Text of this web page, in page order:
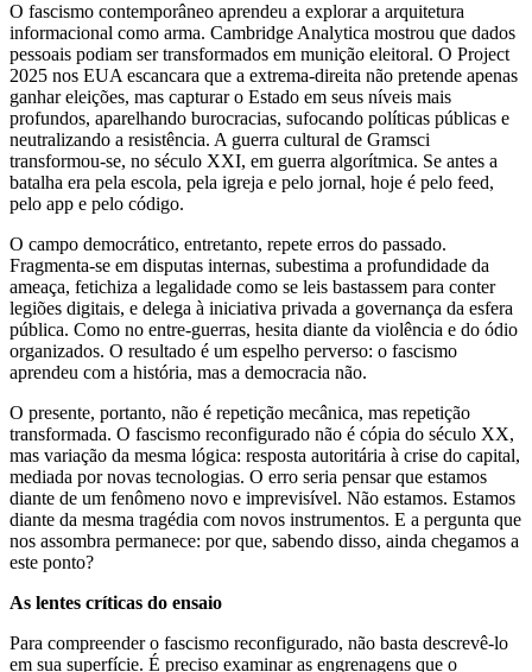
O fascismo contemporâneo aprendeu a explorar a arquitetura
informacional como arma. Cambridge Analytica mostrou que dados
pessoais podiam ser transformados em munição eleitoral. O Project
2025 nos EUA escancara que a extrema-direita não pretende apenas
ganhar eleições, mas capturar o Estado em seus níveis mais
profundos, aparelhando burocracias, sufocando políticas públicas e
neutralizando a resistência. A guerra cultural de Gramsci
transformou-se, no século XXI, em guerra algorítmica. Se antes a
batalha era pela escola, pela igreja e pelo jornal, hoje é pelo feed,
pelo app e pelo código.
O campo democrático, entretanto, repete erros do passado.
Fragmenta-se em disputas internas, subestima a profundidade da
ameaça, fetichiza a legalidade como se leis bastassem para conter
legiões digitais, e delega à iniciativa privada a governança da esfera
pública. Como no entre-guerras, hesita diante da violência e do ódio
organizados. O resultado é um espelho perverso: o fascismo
aprendeu com a história, mas a democracia não.
O presente, portanto, não é repetição mecânica, mas repetição
transformada. O fascismo reconfigurado não é cópia do século XX,
mas variação da mesma lógica: resposta autoritária à crise do capital,
mediada por novas tecnologias. O erro seria pensar que estamos
diante de um fenômeno novo e imprevisível. Não estamos. Estamos
diante da mesma tragédia com novos instrumentos. E a pergunta que
nos assombra permanece: por que, sabendo disso, ainda chegamos a
este ponto?
As lentes críticas do ensaio
Para compreender o fascismo reconfigurado, não basta descrevê-lo
em sua superfície. É preciso examinar as engrenagens que o